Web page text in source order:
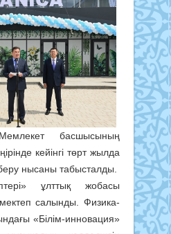
басшысының
кейінгі төрт жылда
нысаны табысталды.
ұлттық жобасы
салынды. Физика-
«Білім-инновация»